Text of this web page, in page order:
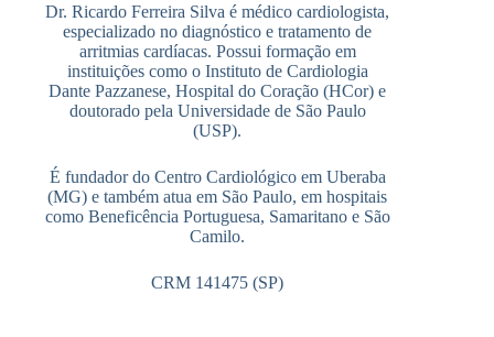
Dr. Ricardo Ferreira Silva é médico cardiologista,
especializado no diagnóstico e tratamento de
arritmias cardíacas. Possui formação em
instituições como o Instituto de Cardiologia
Dante Pazzanese, Hospital do Coração (HCor) e
doutorado pela Universidade de São Paulo
(USP).
É fundador do Centro Cardiológico em Uberaba
(MG) e também atua em São Paulo, em hospitais
como Beneficência Portuguesa, Samaritano e São
Camilo.
CRM 141475 (SP)